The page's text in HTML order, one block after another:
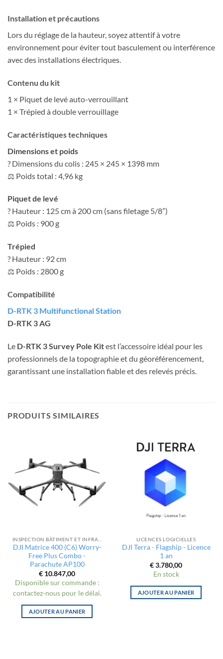
Installation et précautions
Lors du réglage de la hauteur, soyez attentif à votre
environnement pour éviter tout basculement ou interférence
avec des installations électriques.
Contenu du kit
1 × Piquet de levé auto-verrouillant
1 × Trépied à double verrouillage
Caractéristiques techniques
Dimensions et poids
? Dimensions du colis : 245 × 245 × 1398 mm
⚖ Poids total : 4,96 kg
Piquet de levé
? Hauteur : 125 cm à 200 cm (sans filetage 5/8”)
⚖ Poids : 900 g
Trépied
? Hauteur : 92 cm
⚖ Poids : 2800 g
Compatibilité
D-RTK 3 Multifunctional Station
D-RTK 3 AG
Le D-RTK 3 Survey Pole Kitest l’accessoire idéal pour les
professionnels de la topographie et du géoréférencement,
garantissant une installation fiable et des relevés précis.
PRODUITS SIMILAIRES
DJI Matrice 400 (C6) Worry-
Free Plus Combo -
Parachute AP100
€ 10.847,00
Disponible sur commande :
contactez-nous pour le délai.
AJOUTER AU PANIER
LICENCES LOGICIELLES
DJI Terra - Flagship - Licence
1 an
€3.780,00
En stock
AJOUTER AU PANIER